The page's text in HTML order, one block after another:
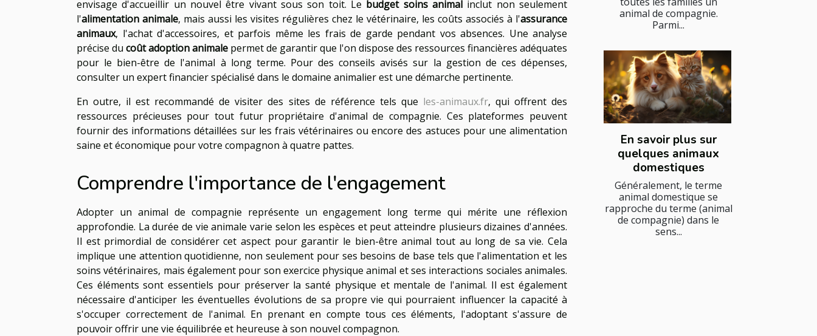
envisage d'accueillir un nouvel être vivant sous son toit. Le budget soins animal inclut non seulement
l'alimentation animale, mais aussi les visites régulières chez le vétérinaire, les coûts associés à l'assurance
animaux, l'achat d'accessoires, et parfois même les frais de garde pendant vos absences. Une analyse
précise du coût adoption animale permet de garantir que l'on dispose des ressources financières adéquates
pour le bien-être de l'animal à long terme. Pour des conseils avisés sur la gestion de ces dépenses,
consulter un expert financier spécialisé dans le domaine animalier est une démarche pertinente.
En outre, il est recommandé de visiter des sites de référence tels que les-animaux.fr, qui offrent des
ressources précieuses pour tout futur propriétaire d'animal de compagnie. Ces plateformes peuvent
fournir des informations détaillées sur les frais vétérinaires ou encore des astuces pour une alimentation
saine et économique pour votre compagnon à quatre pattes.
Comprendre l'importance de l'engagement
Adopter un animal de compagnie représente un engagement long terme qui mérite une réflexion
approfondie. La durée de vie animale varie selon les espèces et peut atteindre plusieurs dizaines d'années.
Il est primordial de considérer cet aspect pour garantir le bien-être animal tout au long de sa vie. Cela
implique une attention quotidienne, non seulement pour ses besoins de base tels que l'alimentation et les
soins vétérinaires, mais également pour son exercice physique animal et ses interactions sociales animales.
Ces éléments sont essentiels pour préserver la santé physique et mentale de l'animal. Il est également
nécessaire d'anticiper les éventuelles évolutions de sa propre vie qui pourraient influencer la capacité à
s'occuper correctement de l'animal. En prenant en compte tous ces éléments, l'adoptant s'assure de
pouvoir offrir une vie équilibrée et heureuse à son nouvel compagnon.
animal de compagnie.
Parmi...
En savoir plus sur
quelques animaux
domestiques
Généralement, le terme
animal domestique se
rapproche du terme (animal
de compagnie) dans le
sens...